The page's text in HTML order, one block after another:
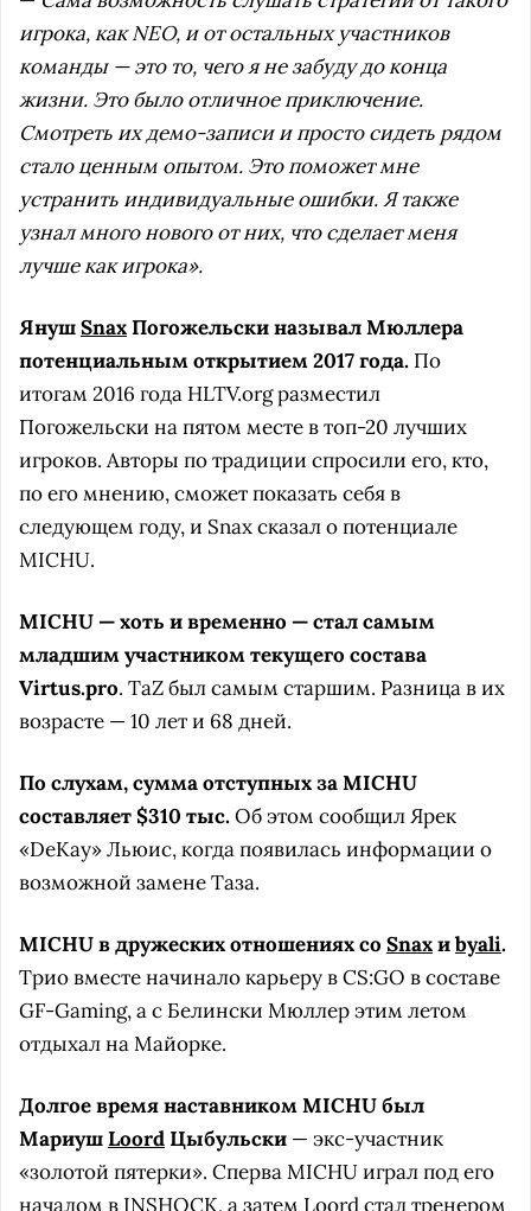
игрока, как NEO, и от остальных участников
команды — это то, чего я не забуду до конца
жизни. Это было отличное приключение.
Смотреть их демо-записи и просто сидеть рядом
стало ценным опытом. Это поможет мне
устранить индивидуальные ошибки. Я также
узнал много нового от них, что сделает меня
лучше как игрока».
ЯнушSnaxПогожельски называл Мюллера
потенциальным открытием 2017 года. По
итогам 2016 года HLTV.org разместил
Погожельски на пятом месте в топ-20 лучших
игроков. Авторы по традиции спросили его, кто,
по его мнению, сможет показать себя в
следующем году, и Snax сказал о потенциале
MICHU.
MICHU — хоть и временно — стал самым
младшим участником текущего состава
Virtus.pro. TaZ был самым старшим. Разница в их
возрасте — 10 лет и 68 дней.
По слухам, сумма отступных за MICHU
составляет $310 тыс.Об этом сообщил Ярек
«DeKay» Льюис, когда появилась информации о
возможной замене Таза.
MICHU в дружеских отношениях со Snaxиbyali.
Трио вместе начинало карьеру в CS:GO в составе
GF-Gaming, а с Белински Мюллер этим летом
отдыхал на Майорке.
Долгое время наставником MICHU был
МариушLoord Цыбульски — экс-участник
«золотой пятерки». Сперва MICHU играл под его
началом в INSHOCK, а затем Loord стал тренером